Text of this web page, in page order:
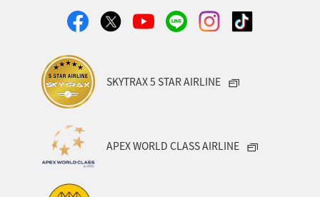
SKYTRAX 5 STAR AIRLINE
APEX WORLD CLASS AIRLINE